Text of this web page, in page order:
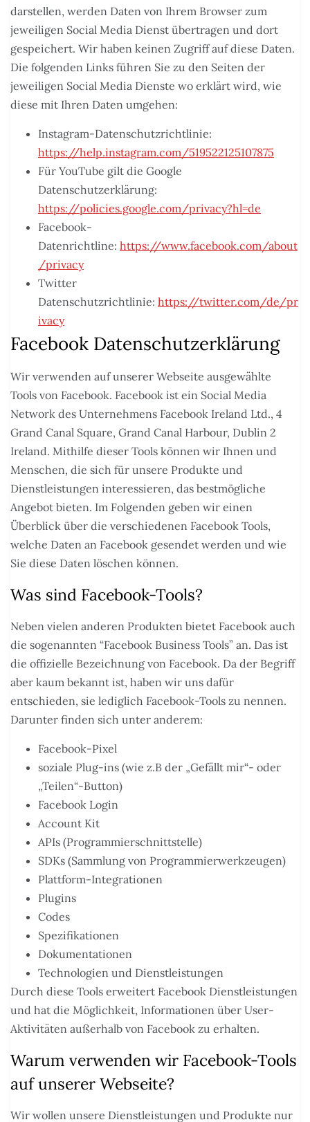
darstellen, werden Daten von Ihrem Browser zum
jeweiligen Social Media Dienst übertragen und dort
gespeichert. Wir haben keinen Zugriff auf diese Daten.
Die folgenden Links führen Sie zu den Seiten der
jeweiligen Social Media Dienste wo erklärt wird, wie
diese mit Ihren Daten umgehen:
Instagram-Datenschutzrichtlinie:
https://help.instagram.com/519522125107875
Für YouTube gilt die Google
Datenschutzerklärung:
https://policies.google.com/privacy?hl=de
Facebook-
Datenrichtline: https://www.facebook.com/about
/privacy
Twitter
Datenschutzrichtlinie: https://twitter.com/de/pr
ivacy
Facebook Datenschutzerklärung
Wir verwenden auf unserer Webseite ausgewählte
Tools von Facebook. Facebook ist ein Social Media
Network des Unternehmens Facebook Ireland Ltd., 4
Grand Canal Square, Grand Canal Harbour, Dublin 2
Ireland. Mithilfe dieser Tools können wir Ihnen und
Menschen, die sich für unsere Produkte und
Dienstleistungen interessieren, das bestmögliche
Angebot bieten. Im Folgenden geben wir einen
Überblick über die verschiedenen Facebook Tools,
welche Daten an Facebook gesendet werden und wie
Sie diese Daten löschen können.
Was sind Facebook-Tools?
Neben vielen anderen Produkten bietet Facebook auch
die sogenannten “Facebook Business Tools” an. Das ist
die offizielle Bezeichnung von Facebook. Da der Begriff
aber kaum bekannt ist, haben wir uns dafür
entschieden, sie lediglich Facebook-Tools zu nennen.
Darunter finden sich unter anderem:
Facebook-Pixel
soziale Plug-ins (wie z.B der „Gefällt mir“- oder
„Teilen“-Button)
Facebook Login
Account Kit
APIs (Programmierschnittstelle)
SDKs (Sammlung von Programmierwerkzeugen)
Plattform-Integrationen
Plugins
Codes
Spezifikationen
Dokumentationen
Technologien und Dienstleistungen
Durch diese Tools erweitert Facebook Dienstleistungen
und hat die Möglichkeit, Informationen über User-
Aktivitäten außerhalb von Facebook zu erhalten.
Warum verwenden wir Facebook-Tools
auf unserer Webseite?
Wir wollen unsere Dienstleistungen und Produkte nur